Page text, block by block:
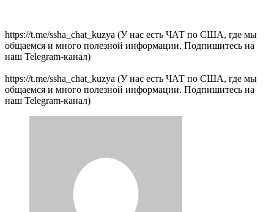
https://t.me/ssha_chat_kuzya (У нас есть ЧАТ по США, где мы
общаемся и много полезной информации. Подпишитесь на
наш Telegram-канал)
https://t.me/ssha_chat_kuzya (У нас есть ЧАТ по США, где мы
общаемся и много полезной информации. Подпишитесь на
наш Telegram-канал)